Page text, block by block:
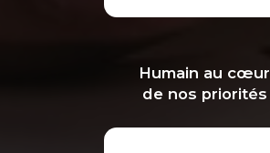
Humain au cœur
de nos priorités